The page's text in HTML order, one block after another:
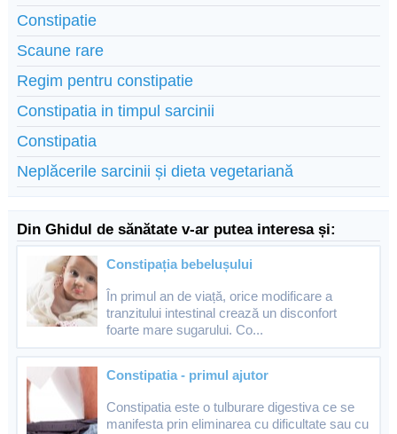
Constipatie
Scaune rare
Regim pentru constipatie
Constipatia in timpul sarcinii
Constipatia
Neplăcerile sarcinii și dieta vegetariană
Din Ghidul de sănătate v-ar putea interesa și:
Constipația bebelușului
În primul an de viață, orice modificare a
tranzitului intestinal crează un disconfort
foarte mare sugarului. Co...
Constipatia - primul ajutor
Constipatia este o tulburare digestiva ce se
manifesta prin eliminarea cu dificultate sau cu